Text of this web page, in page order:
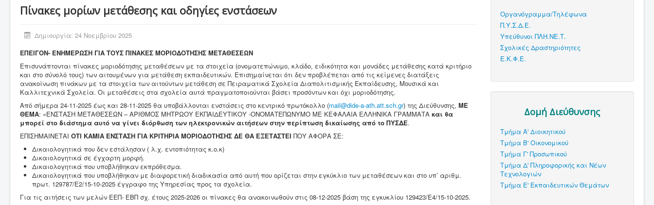
Πίνακες μορίων μετάθεσης και οδηγίες ενστάσεων
Δημιουργία: 24 Νοεμβρίου 2025
ΕΠΕΙΓΟΝ- ΕΝΗΜΕΡΩΣΗ ΓΙΑ ΤΟΥΣ ΠΙΝΑΚΕΣ ΜΟΡΙΟΔΟΤΗΣΗΣ ΜΕΤΑΘΕΣΕΩΝ
Επισυνάπτονται πίνακες μοριοδότησης μεταθέσεων με τα στοιχεία (ονοματεπώνυμο, κλάδο, ειδικότητα και μονάδες μετάθεσης κατά κριτήριο
και στο σύνολό τους) των αιτουμένων για μετάθεση εκπαιδευτικών. Επισημαίνεται ότι δεν προβλέπεται από τις κείμενες διατάξεις
ανακοίνωση πινάκων με τα στοιχεία των αιτούντων μετάθεση σε Πειραματικά Σχολεία Διαπολιτισμικής Εκπαίδευσης, Μουσικά και
Καλλιτεχνικά Σχολεία. Οι μεταθέσεις στα σχολεία αυτά πραγματοποιούνται βάσει προσόντων και όχι μοριοδότησης.
Από σήμερα 24-11-2025 έως και 28-11-2025 θα υποβάλλονται ενστάσεις στο κεντρικό πρωτόκολλο (mail@dide-a-ath.att.sch.gr) της Διεύθυνσης, ΜΕ
ΘΕΜΑ: «ΕΝΣΤΑΣΗ ΜΕΤΑΘΕΣΕΩΝ – ΑΡΙΘΜΟΣ ΜΗΤΡΩΟΥ ΕΚΠΑΙΔΕΥΤΙΚΟΥ -ΟΝΟΜΑΤΕΠΩΝΥΜΟ ΜΕ ΚΕΦΑΛΑΙΑ ΕΛΛΗΝΙΚΑ ΓΡΑΜΜΑΤΑ και θα
μπορεί στο διάστημα αυτό να γίνει διόρθωση των ηλεκτρονικών αιτήσεων στην περίπτωση δικαίωσης από το ΠΥΣΔΕ.
ΕΠΙΣΗΜΑΙΝΕΤΑΙ ΟΤΙ ΚΑΜΙΑ ΕΝΣΤΑΣΗ ΓΙΑ ΚΡΙΤΗΡΙΑ ΜΟΡΙΟΔΟΤΗΣΗΣ ΔΕ ΘΑ ΕΞΕΤΑΣΤΕΙ ΠΟΥ ΑΦΟΡΑ ΣΕ:
Δικαιολογητικά που δεν εστάλησαν ( λ.χ. εντοπιότητας κ.ο.κ)
Δικαιολογητικά σε έγχαρτη μορφή.
Δικαιολογητικά που υποβλήθηκαν εκπρόθεσμα.
Δικαιολογητικά που υποβλήθηκαν με διαφορετική διαδικασία από αυτή που ορίζεται στην εγκύκλιο των μεταθέσεων και στο υπ’ αριθμ.
πρωτ. 129787/Ε2/15-10-2025 έγγραφο της Υπηρεσίας προς τα σχολεία.
Για τις αιτήσεις των μελών ΕΕΠ- ΕΒΠ σχ. έτους 2025-2026 οι πίνακες θα ανακοινωθούν στις 08-12-2025 βάση της εγκυκλίου 129423/Ε4/15-10-2025.
Οργανόγραμμα/Τηλέφωνα
Π.Υ.Σ.Δ.Ε.
Υπεύθυνοι ΠΛΗ.ΝΕ.Τ.
Σχολικές Δραστηριότητες
Ε.Κ.Φ.Ε.
Δομή Διεύθυνσης
Τμήμα Α' Διοικητικού
Τμήμα Β' Οικονομικού
Τμήμα Γ' Προσωπικού
Τμήμα Δ' Πληροφορικής και Νέων
Τεχνολογιών
Τμήμα Ε' Εκπαιδευτικών Θεμάτων